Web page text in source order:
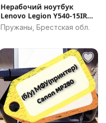
Нерабочий ноутбук
Lenovo Legion Y540-15IRH
на з/ч
Пружаны, Брестская обл.